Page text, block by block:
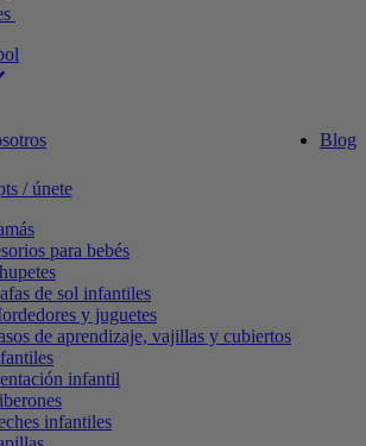
Blog
/ únete
para bebés
de sol infantiles
y juguetes
de aprendizaje, vajillas y cubiertos
infantil
infantiles